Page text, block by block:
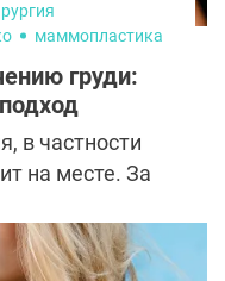
маммопластика
груди:
в частности
на месте. За
материалы,
и ускоряющие